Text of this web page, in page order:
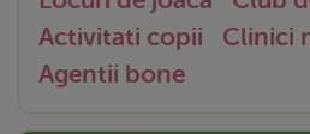
Activitati copii
Clinici
Agentii bone